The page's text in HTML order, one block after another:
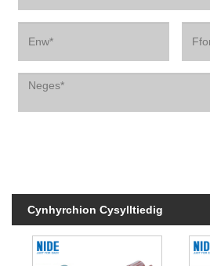
Cynhyrchion Cysylltiedig